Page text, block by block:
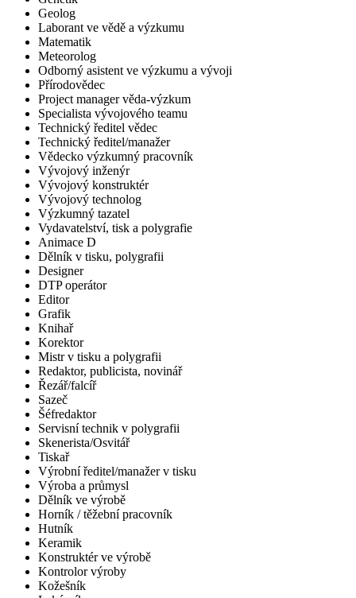
Geolog
Laborant ve vědě a výzkumu
Matematik
Meteorolog
Odborný asistent ve výzkumu a vývoji
Přírodovědec
Project manager věda-výzkum
Specialista vývojového teamu
Technický ředitel vědec
Technický ředitel/manažer
Vědecko výzkumný pracovník
Vývojový inženýr
Vývojový konstruktér
Vývojový technolog
Výzkumný tazatel
Vydavatelství, tisk a polygrafie
Animace D
Dělník v tisku, polygrafii
Designer
DTP operátor
Editor
Grafik
Knihař
Korektor
Mistr v tisku a polygrafii
Redaktor, publicista, novinář
Řezář/falcíř
Sazeč
Šéfredaktor
Servisní technik v polygrafii
Skenerista/Osvitář
Tiskař
Výrobní ředitel/manažer v tisku
Výroba a průmysl
Dělník ve výrobě
Horník / těžební pracovník
Hutník
Keramik
Konstruktér ve výrobě
Kontrolor výroby
Kožešník